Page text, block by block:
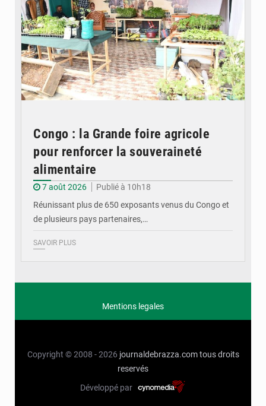
Congo : la Grande foire agricole
pour renforcer la souveraineté
alimentaire
7 août 2026
Publié à 10h18
Réunissant plus de 650 exposants venus du Congo et
de plusieurs pays partenaires,…
SAVOIR PLUS
Mentions legales
Copyright © 2008 - 2026 journaldebrazza.com tous droits
reservés
Développé par